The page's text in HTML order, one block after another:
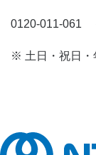
0120-011-061
※ 土日・祝日